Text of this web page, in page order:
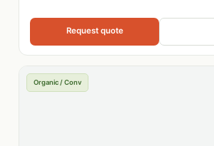
Request quote
Organic / Conv